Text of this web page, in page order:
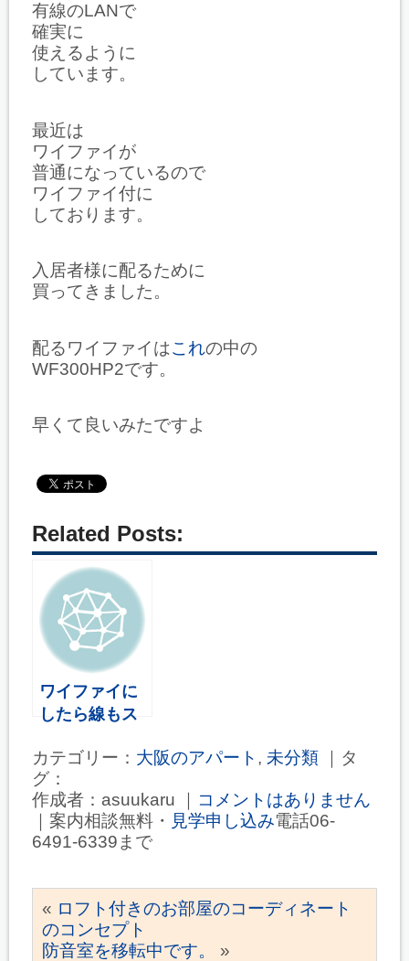
有線のLANで
確実に
使えるように
しています。
最近は
ワイファイが
普通になっているので
ワイファイ付に
しております。
入居者様に配るために
買ってきました。
配るワイファイはこれの中の
WF300HP2です。
早くて良いみたですよ
Related Posts:
ワイファイに
したら線もス
カテゴリー： 大阪のアパート , 未分類 ｜タ
グ：
作成者：asuukaru ｜
コメントはありません
｜案内相談無料・ 見学申し込み電話06-
6491-6339まで
« ロフト付きのお部屋のコーディネート
のコンセプト
防音室を移転中です。
»